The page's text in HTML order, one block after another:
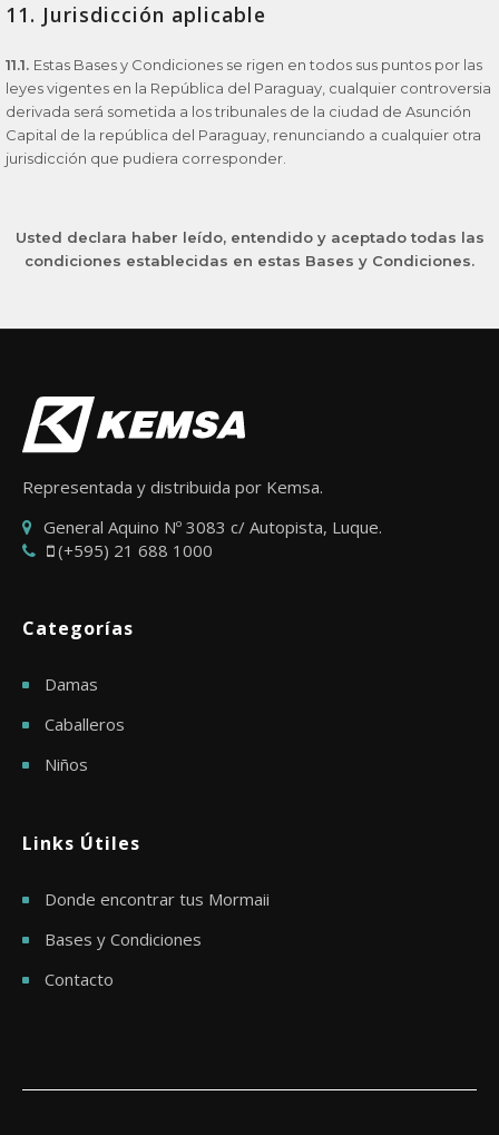
11. Jurisdicción aplicable
11.1. Estas Bases y Condiciones se rigen en todos sus puntos por las
leyes vigentes en la República del Paraguay, cualquier controversia
derivada será sometida a los tribunales de la ciudad de Asunción
Capital de la república del Paraguay, renunciando a cualquier otra
jurisdicción que pudiera corresponder.
Usted declara haber leído, entendido y aceptado todas las
condiciones establecidas en estas Bases y Condiciones.
Representada y distribuida por Kemsa.
General Aquino Nº 3083 c/ Autopista, Luque.
(+595) 21 688 1000
Categorías
Damas
Caballeros
Niños
Links Útiles
Donde encontrar tus Mormaii
Bases y Condiciones
Contacto